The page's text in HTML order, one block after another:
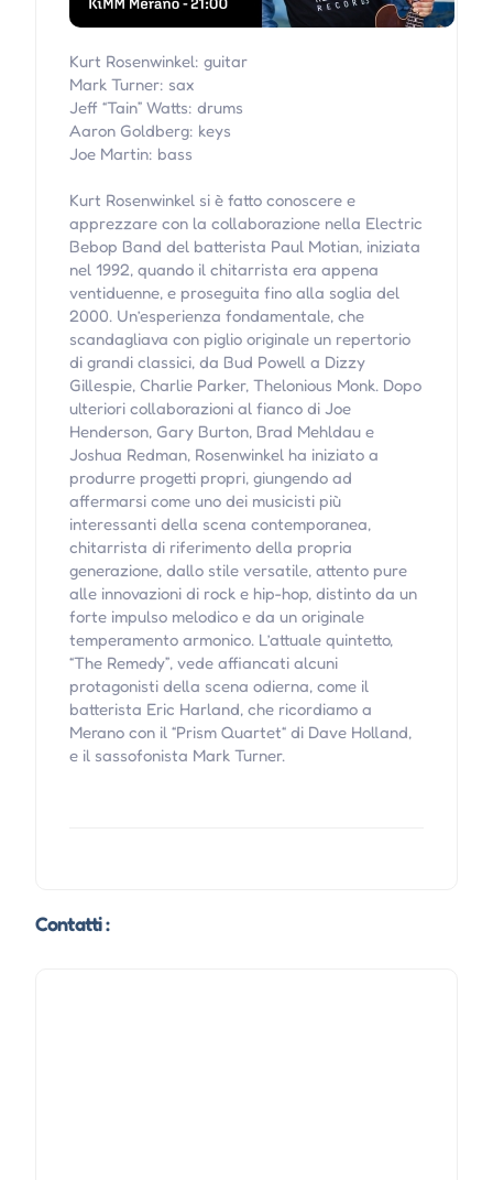
Kurt Rosenwinkel: guitar
Mark Turner: sax
Jeff “Tain” Watts: drums
Aaron Goldberg: keys
Joe Martin: bass
Kurt Rosenwinkel si è fatto conoscere e
apprezzare con la collaborazione nella Electric
Bebop Band del batterista Paul Motian, iniziata
nel 1992, quando il chitarrista era appena
ventiduenne, e proseguita fino alla soglia del
2000. Un’esperienza fondamentale, che
scandagliava con piglio originale un repertorio
di grandi classici, da Bud Powell a Dizzy
Gillespie, Charlie Parker, Thelonious Monk. Dopo
ulteriori collaborazioni al fianco di Joe
Henderson, Gary Burton, Brad Mehldau e
Joshua Redman, Rosenwinkel ha iniziato a
produrre progetti propri, giungendo ad
affermarsi come uno dei musicisti più
interessanti della scena contemporanea,
chitarrista di riferimento della propria
generazione, dallo stile versatile, attento pure
alle innovazioni di rock e hip-hop, distinto da un
forte impulso melodico e da un originale
temperamento armonico. L’attuale quintetto,
“The Remedy”, vede affiancati alcuni
protagonisti della scena odierna, come il
batterista Eric Harland, che ricordiamo a
Merano con il “Prism Quartet“ di Dave Holland,
e il sassofonista Mark Turner.
Contatti :